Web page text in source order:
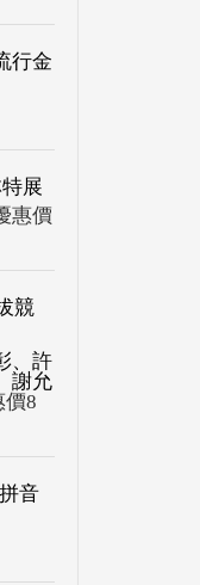
行金
展
惠價
競
、許
謝允
價8
音